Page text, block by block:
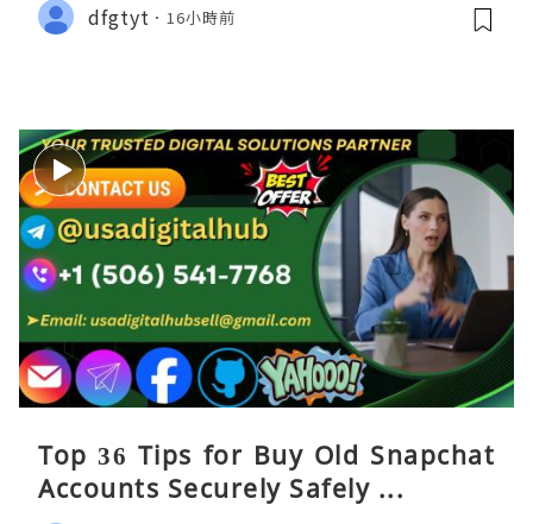
dfgtyt 16小時前
Top 36 Tips for Buy Old Snapchat
Accounts Securely Safely ...